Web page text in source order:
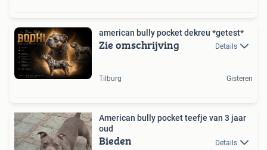
american bully pocket dekreu *getest*
Zie omschrijving Details
Tilburg Gisteren
American bully pocket teefje van 3 jaar
oud
Bieden Details